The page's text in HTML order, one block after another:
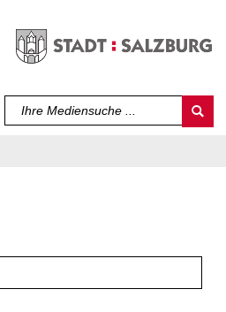
Sprache auswählen